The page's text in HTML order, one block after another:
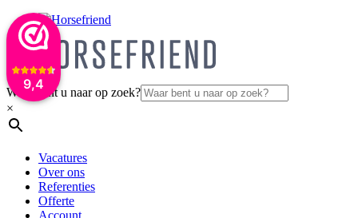
9,4
Waar bent u naar op zoek?
×
Vacatures
Over ons
Referenties
Offerte
Account